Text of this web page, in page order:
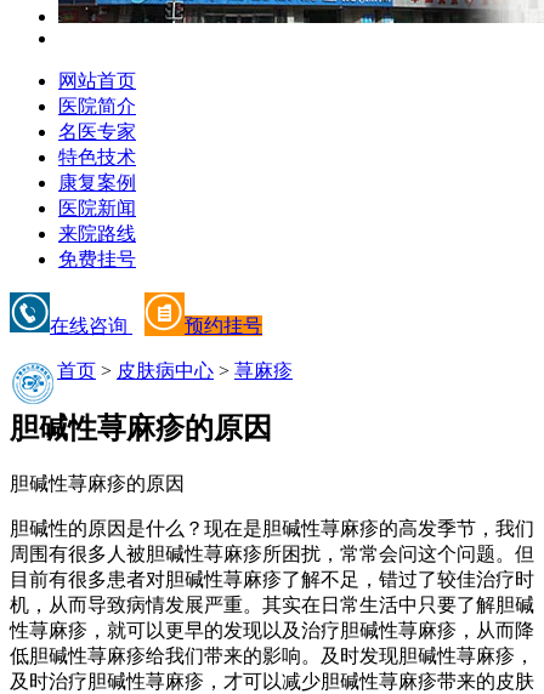
网站首页
医院简介
名医专家
特色技术
康复案例
医院新闻
来院路线
免费挂号
在线咨询 预约挂号
首页 > 皮肤病中心 > 荨麻疹
胆碱性荨麻疹的原因
胆碱性荨麻疹的原因
胆碱性的原因是什么？现在是胆碱性荨麻疹的高发季节，我们
周围有很多人被胆碱性荨麻疹所困扰，常常会问这个问题。但
目前有很多患者对胆碱性荨麻疹了解不足，错过了较佳治疗时
机，从而导致病情发展严重。其实在日常生活中只要了解胆碱
性荨麻疹，就可以更早的发现以及治疗胆碱性荨麻疹，从而降
低胆碱性荨麻疹给我们带来的影响。及时发现胆碱性荨麻疹，
及时治疗胆碱性荨麻疹，才可以减少胆碱性荨麻疹带来的皮肤